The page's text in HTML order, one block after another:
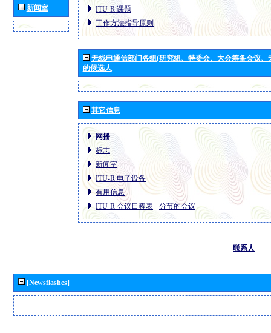
新闻室
ITU-R 课题
工作方法指导原则
无线电通信部门各组(研究组、特委会、大会筹备会议
的候选人
其它信息
网播
标志
新闻室
ITU-R 电子设备
有用信息
ITU-R 会议日程表 - 分节的会议
联系人
[Newsflashes]